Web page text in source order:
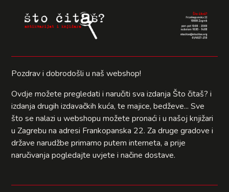
Pozdrav i dobrodošli u naš webshop!
Ovdje možete pregledati i naručiti sva izdanja Što čitaš? i
izdanja drugih izdavačkih kuća, te majice, bedževe... Sve
što se nalazi u webshopu možete pronaći i u našoj knjižari
u Zagrebu na adresi Frankopanska 22. Za druge gradove i
države narudžbe primamo putem interneta, a prije
naručivanja pogledajte uvjete i načine dostave.